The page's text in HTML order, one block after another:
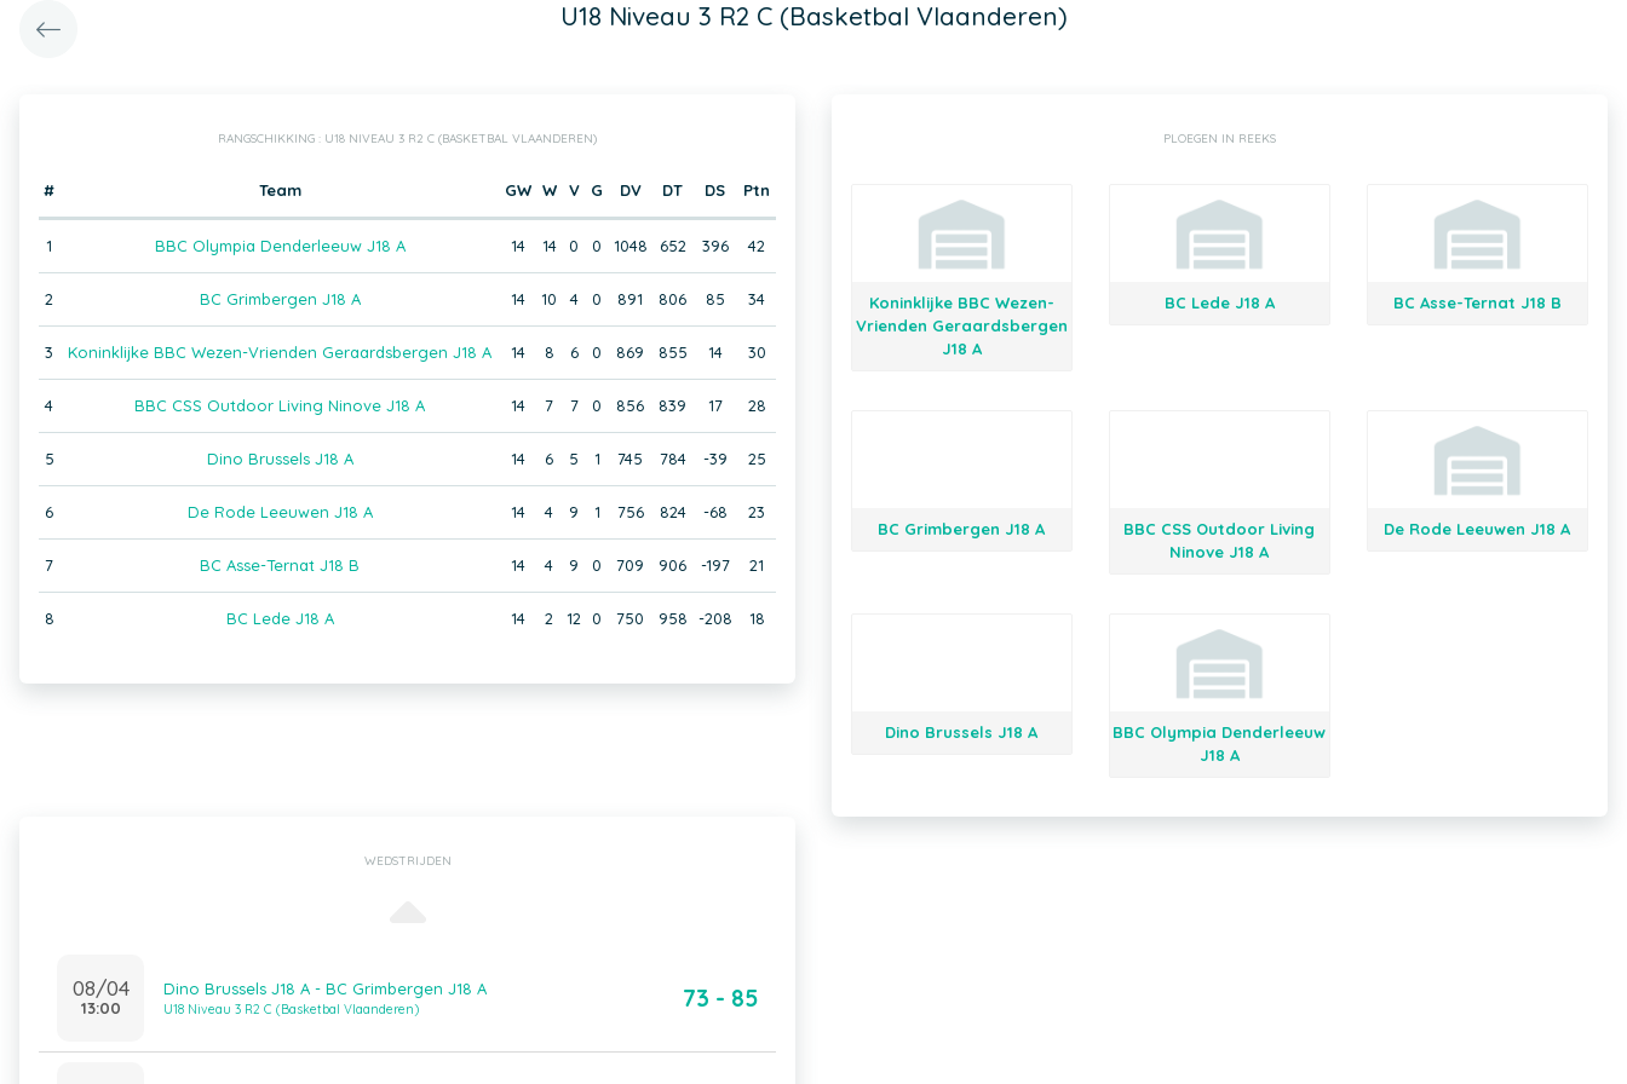
U18 Niveau 3 R2 C (Basketbal Vlaanderen)
RANGSCHIKKING : U18 NIVEAU 3 R2 C (BASKETBAL VLAANDEREN)
# Team GW W V G DV DT DS Ptn
1 BBC Olympia Denderleeuw J18 A 14 14 0 0 1048 652 396 42
2 BC Grimbergen J18 A 14 10 4 0 891 806 85 34
3 Koninklijke BBC Wezen-Vrienden Geraardsbergen J18 A 14 8 6 0 869 855 14 30
4 BBC CSS Outdoor Living Ninove J18 A 14 7 7 0 856 839 17 28
5 Dino Brussels J18 A 14 6 5 1 745 784 -39 25
6 De Rode Leeuwen J18 A 14 4 9 1 756 824 -68 23
7 BC Asse-Ternat J18 B 14 4 9 0 709 906 -197 21
8 BC Lede J18 A 14 2 12 0 750 958 -208 18
PLOEGEN IN REEKS
Koninklijke BBC Wezen-
Vrienden Geraardsbergen
J18 A
BC Lede J18 A BC Asse-Ternat J18 B
BC Grimbergen J18 A
BBC CSS Outdoor Living
Ninove J18 A
De Rode Leeuwen J18 A
Dino Brussels J18 A
BBC Olympia Denderleeuw
J18 A
WEDSTRIJDEN
08/04
13:00
Dino Brussels J18 A - BC Grimbergen J18 A
U18 Niveau 3 R2 C (Basketbal Vlaanderen) 73 - 85